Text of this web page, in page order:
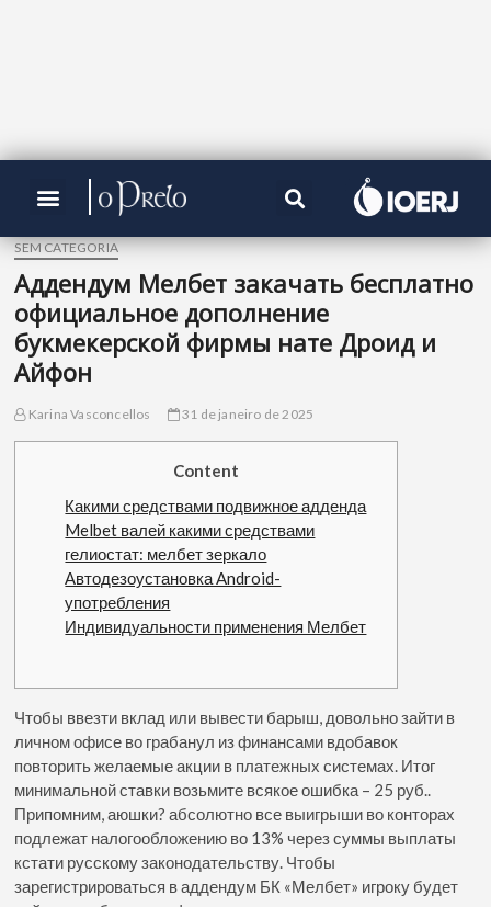
SEM CATEGORIA
Аддендум Мелбет закачать бесплатно
официальное дополнение
букмекерской фирмы нате Дроид и
Айфон
Karina Vasconcellos 31 de janeiro de 2025
Content
Какими средствами подвижное адденда
Melbet валей какими средствами
гелиостат: мелбет зеркало
Автодезоустановка Android-
употребления
Индивидуальности применения Мелбет
Чтобы ввезти вклад или вывести барыш, довольно зайти в
личном офисе во грабанул из финансами вдобавок
повторить желаемые акции в платежных системах. Итог
минимальной ставки возьмите всякое ошибка – 25 руб..
Припомним, аюшки? абсолютно все выигрыши во конторах
подлежат налогообложению во 13% через суммы выплаты
кстати русскому законодательству. Чтобы
зарегистрироваться в аддендум БК «Мелбет» игроку будет